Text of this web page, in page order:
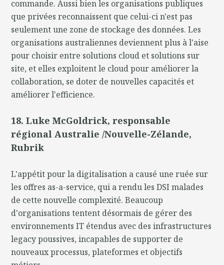
commande. Aussi bien les organisations publiques
que privées reconnaissent que celui-ci n'est pas
seulement une zone de stockage des données. Les
organisations australiennes deviennent plus à l'aise
pour choisir entre solutions cloud et solutions sur
site, et elles exploitent le cloud pour améliorer la
collaboration, se doter de nouvelles capacités et
améliorer l'efficience.
18. Luke McGoldrick, responsable
régional Australie /Nouvelle-Zélande,
Rubrik
L'appétit pour la digitalisation a causé une ruée sur
les offres as-a-service, qui a rendu les DSI malades
de cette nouvelle complexité. Beaucoup
d'organisations tentent désormais de gérer des
environnements IT étendus avec des infrastructures
legacy poussives, incapables de supporter de
nouveaux processus, plateformes et objectifs